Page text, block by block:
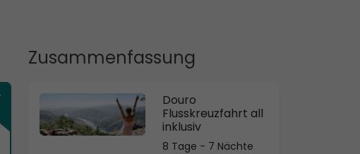
Zusammenfassung
Douro
Flusskreuzfahrt all
inklusiv
8 Tage - 7 Nächte